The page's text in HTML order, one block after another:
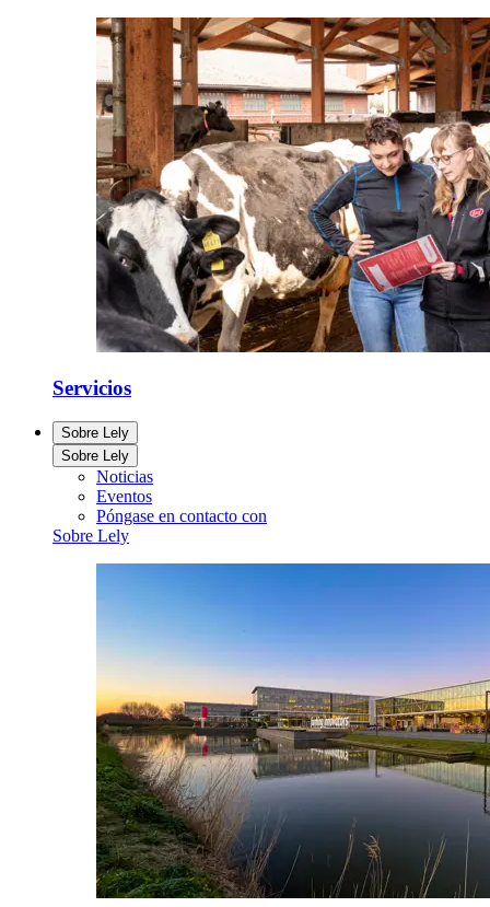
Servicios
Sobre Lely
Sobre Lely
Noticias
Eventos
Póngase en contacto con
Sobre Lely